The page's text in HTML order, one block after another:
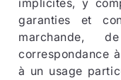
implicites, y
garanties et
marchande,
correspondance
à un usage